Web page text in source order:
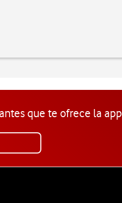
que te ofrece la app